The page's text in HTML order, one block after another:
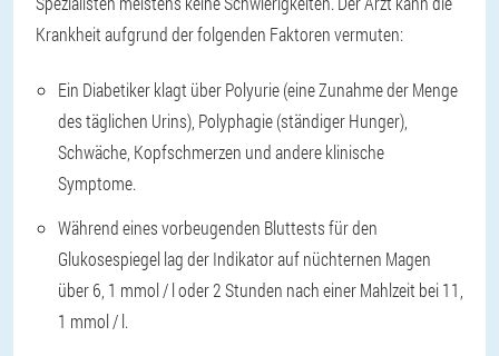
Krankheit aufgrund der folgenden Faktoren vermuten:
Ein Diabetiker klagt über Polyurie (eine Zunahme der Menge
des täglichen Urins), Polyphagie (ständiger Hunger),
Schwäche, Kopfschmerzen und andere klinische
Symptome.
Während eines vorbeugenden Bluttests für den
Glukosespiegel lag der Indikator auf nüchternen Magen
über 6, 1 mmol / l oder 2 Stunden nach einer Mahlzeit bei 11,
1 mmol / l.